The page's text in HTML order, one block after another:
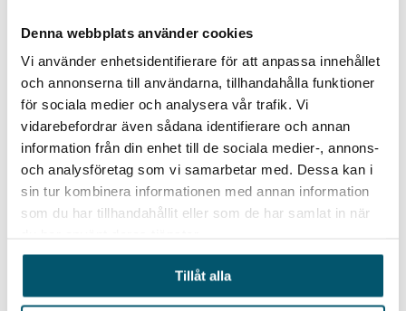
Denna webbplats använder cookies
Vi använder enhetsidentifierare för att anpassa innehållet
och annonserna till användarna, tillhandahålla funktioner
för sociala medier och analysera vår trafik. Vi
vidarebefordrar även sådana identifierare och annan
information från din enhet till de sociala medier-, annons-
och analysföretag som vi samarbetar med. Dessa kan i
sin tur kombinera informationen med annan information
som du har tillhandahållit eller som de har samlat in när
Tillåt alla
och vidta förebyggande åtgärder för att
undvika farliga situationer. Dessa kunskaper
är ovärderliga för att skapa en tryggare och
säkrare miljö både på jobbet och i vardagen.
​​​​​​​Programpunkter:
Vad kan hända?
Hur kan jag upptäcka det i tid?
Hur ser en PDV händelse ut? Vad
händer?